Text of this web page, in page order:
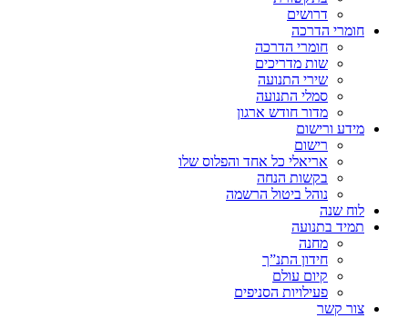
דרושים
חומרי הדרכה
חומרי הדרכה
שות מדריכים
שירי התנועה
סמלי התנועה
מדור חודש ארגון
מידע ורישום
רישום
אריאלי כל אחד והפלוס שלו
בקשות הנחה
נוהל ביטול הרשמה
לוח שנה
תמיד בתנועה
מחנה
חידון התנ”ך
קיום עולם
פעילויות הסניפים
צור קשר